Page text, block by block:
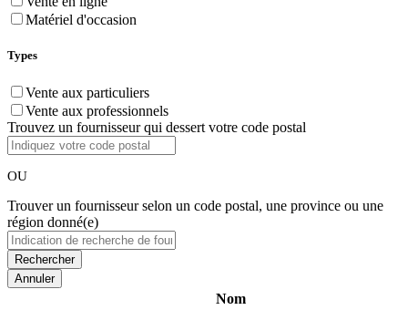
Matériel d'occasion
Types
Vente aux particuliers
Vente aux professionnels
Trouvez un fournisseur qui dessert votre code postal
OU
Trouver un fournisseur selon un code postal, une province ou une
région donné(e)
Annuler
Nom